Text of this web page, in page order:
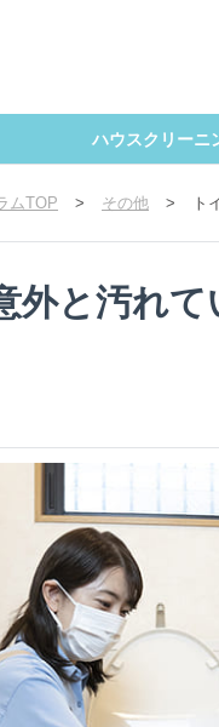
ハウスクリーニ
ムTOP > その他 > ト
外と汚れ